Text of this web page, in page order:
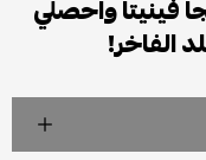
فينيتا واحصلي
الفاخر!